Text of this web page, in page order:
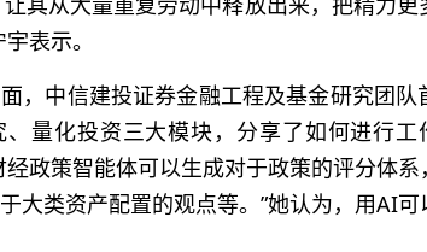
表示。
，中信建投证券金融工程及基金研究团
、量化投资三大模块，分享了如何进行
经政策智能体可以生成对于政策的评分体
大类资产配置的观点等。”她认为，用AI